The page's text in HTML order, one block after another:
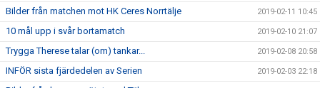
Bilder från matchen mot HK Ceres Norrtälje 2019-02-11 10:45
10 mål upp i svår bortamatch 2019-02-10 21:07
Trygga Therese talar (om) tankar... 2019-02-08 20:58
INFÖR sista fjärdedelen av Serien 2019-02-03 22:18